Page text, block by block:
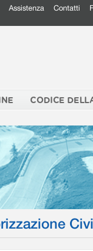
Assistenza Contatti
CODICE